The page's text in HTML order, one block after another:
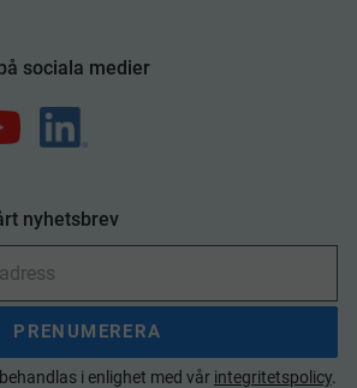
sociala medier
nyhetsbrev
PRENUMERERA
i enlighet med vår integritetspolicy.